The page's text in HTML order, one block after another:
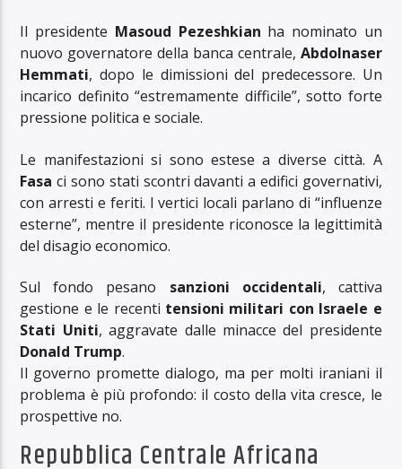
Il presidente Masoud Pezeshkian ha nominato un
nuovo governatore della banca centrale, Abdolnaser
Hemmati, dopo le dimissioni del predecessore. Un
incarico definito “estremamente difficile”, sotto forte
pressione politica e sociale.
Le manifestazioni si sono estese a diverse città. A
Fasa ci sono stati scontri davanti a edifici governativi,
con arresti e feriti. I vertici locali parlano di “influenze
esterne”, mentre il presidente riconosce la legittimità
del disagio economico.
Sul fondo pesano sanzioni occidentali, cattiva
gestione e le recenti tensioni militari con Israele e
Stati Uniti, aggravate dalle minacce del presidente
Donald Trump.
Il governo promette dialogo, ma per molti iraniani il
problema è più profondo: il costo della vita cresce, le
prospettive no.
Repubblica Centrale Africana